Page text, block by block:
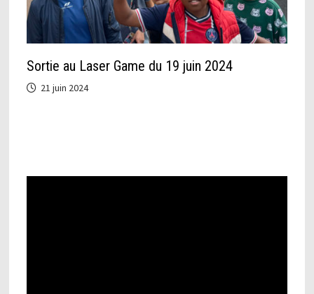
Sortie au Laser Game du 19 juin 2024
21 juin 2024